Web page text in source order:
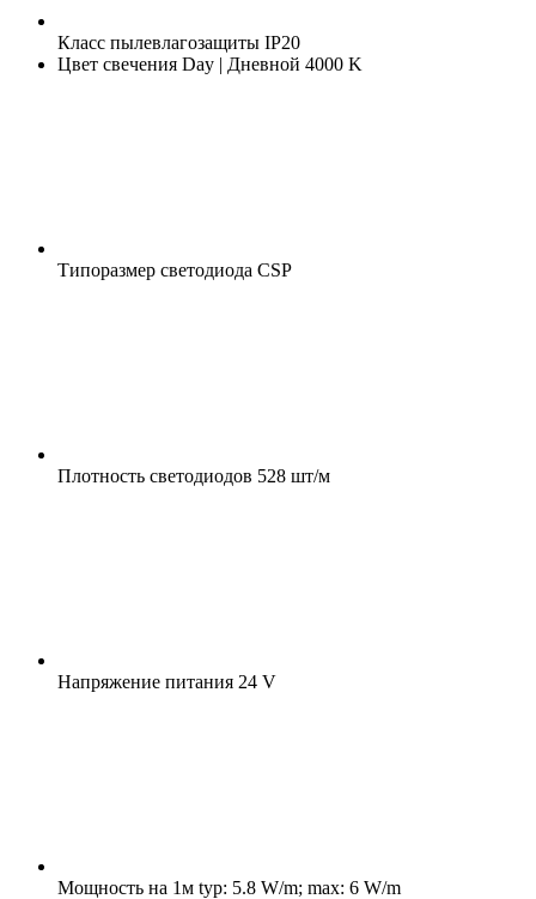
Класс пылевлагозащиты IP20
Цвет свечения Day | Дневной 4000 K
Типоразмер светодиода CSP
Плотность светодиодов 528 шт/м
Напряжение питания 24 V
Мощность на 1м typ: 5.8 W/m; max: 6 W/m